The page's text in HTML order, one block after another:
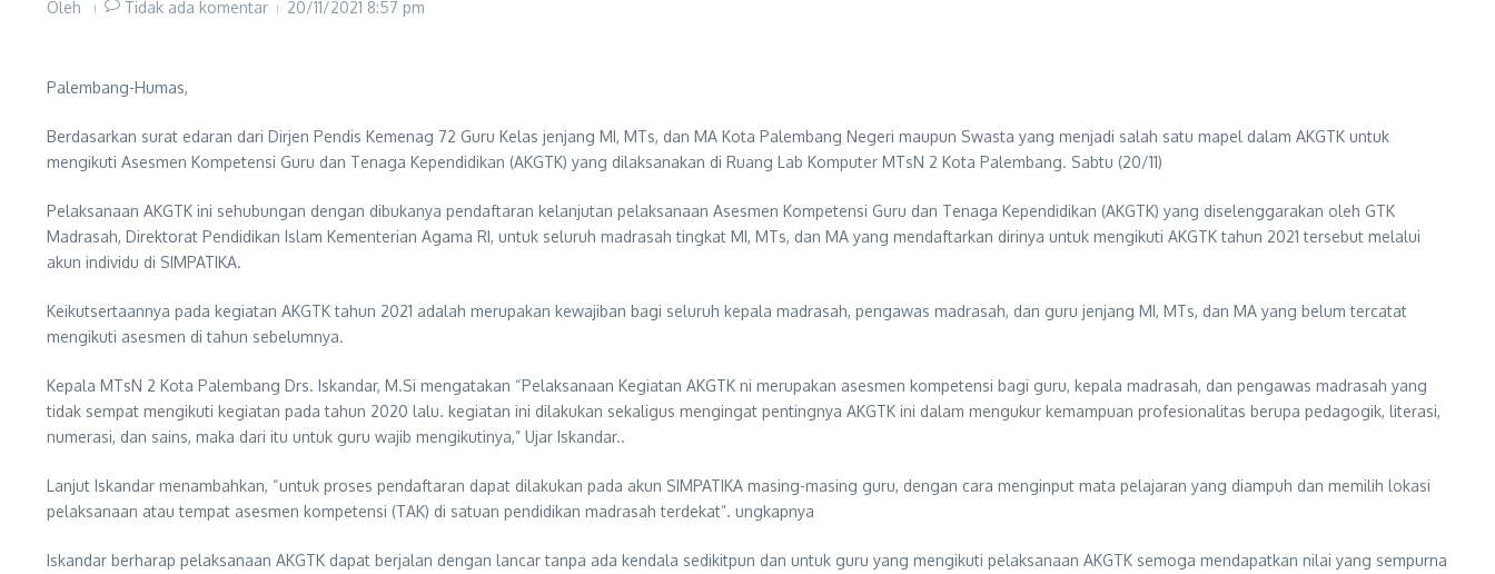
Oleh Tidak ada komentar 20/11/2021 8:57 pm
Palembang-Humas,
Berdasarkan surat edaran dari Dirjen Pendis Kemenag 72 Guru Kelas jenjang MI, MTs, dan MA Kota Palembang Negeri maupun Swasta yang menjadi salah satu mapel dalam AKGTK untuk
mengikuti Asesmen Kompetensi Guru dan Tenaga Kependidikan (AKGTK) yang dilaksanakan di Ruang Lab Komputer MTsN 2 Kota Palembang. Sabtu (20/11)
Pelaksanaan AKGTK ini sehubungan dengan dibukanya pendaftaran kelanjutan pelaksanaan Asesmen Kompetensi Guru dan Tenaga Kependidikan (AKGTK) yang diselenggarakan oleh GTK
Madrasah, Direktorat Pendidikan Islam Kementerian Agama RI, untuk seluruh madrasah tingkat MI, MTs, dan MA yang mendaftarkan dirinya untuk mengikuti AKGTK tahun 2021 tersebut melalui
akun individu di SIMPATIKA.
Keikutsertaannya pada kegiatan AKGTK tahun 2021 adalah merupakan kewajiban bagi seluruh kepala madrasah, pengawas madrasah, dan guru jenjang MI, MTs, dan MA yang belum tercatat
mengikuti asesmen di tahun sebelumnya.
Kepala MTsN 2 Kota Palembang Drs. Iskandar, M.Si mengatakan “Pelaksanaan Kegiatan AKGTK ni merupakan asesmen kompetensi bagi guru, kepala madrasah, dan pengawas madrasah yang
tidak sempat mengikuti kegiatan pada tahun 2020 lalu. kegiatan ini dilakukan sekaligus mengingat pentingnya AKGTK ini dalam mengukur kemampuan profesionalitas berupa pedagogik, literasi,
numerasi, dan sains, maka dari itu untuk guru wajib mengikutinya,” Ujar Iskandar..
Lanjut Iskandar menambahkan, “untuk proses pendaftaran dapat dilakukan pada akun SIMPATIKA masing-masing guru, dengan cara menginput mata pelajaran yang diampuh dan memilih lokasi
pelaksanaan atau tempat asesmen kompetensi (TAK) di satuan pendidikan madrasah terdekat”. ungkapnya
Iskandar berharap pelaksanaan AKGTK dapat berjalan dengan lancar tanpa ada kendala sedikitpun dan untuk guru yang mengikuti pelaksanaan AKGTK semoga mendapatkan nilai yang sempurna